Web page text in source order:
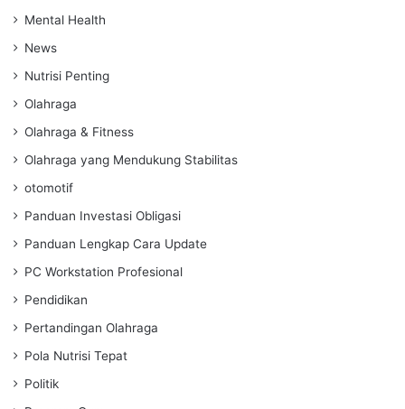
Mental Health
News
Nutrisi Penting
Olahraga
Olahraga & Fitness
Olahraga yang Mendukung Stabilitas
otomotif
Panduan Investasi Obligasi
Panduan Lengkap Cara Update
PC Workstation Profesional
Pendidikan
Pertandingan Olahraga
Pola Nutrisi Tepat
Politik